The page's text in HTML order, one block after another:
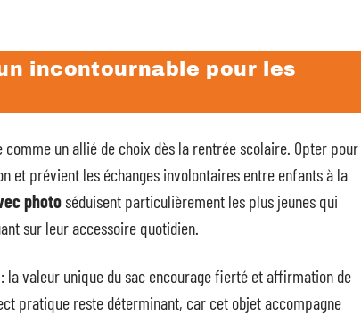
incontournable pour les
comme un allié de choix dès la rentrée scolaire. Opter pour
et prévient les échanges involontaires entre enfants à la
photoséduisent particulièrement les plus jeunes qui
sur leur accessoire quotidien.
la valeur unique du sac encourage fierté et affirmation de
pratique reste déterminant, car cet objet accompagne